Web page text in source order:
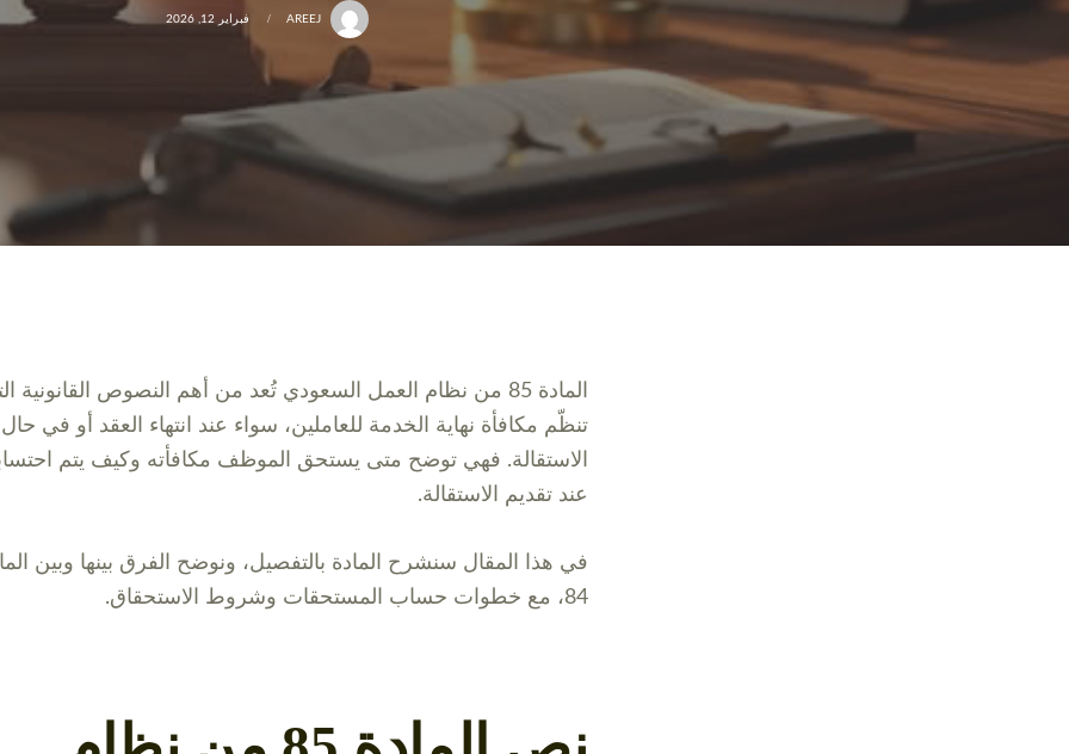
AREEJ فبراير 12, 2026
المادة 85 من نظام العمل السعودي تُعد من أهم النصوص القانونية
تنظّم مكافأة نهاية الخدمة للعاملين، سواء عند انتهاء العقد أو في حال
الاستقالة. فهي توضح متى يستحق الموظف مكافأته وكيف يتم
عند تقديم الاستقالة.
في هذا المقال سنشرح المادة بالتفصيل، ونوضح الفرق بينها وبين
84، مع خطوات حساب المستحقات وشروط الاستحقاق.